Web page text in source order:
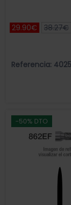
29.90€ 38.27€
Referencia:
-50% DTO